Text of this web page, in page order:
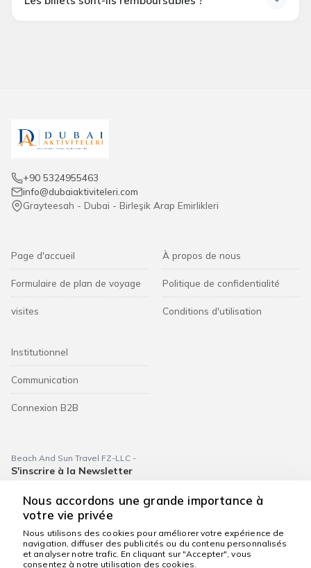
vestimentaires ?
+90 5324955463
info@dubaiaktiviteleri.com
Grayteesah - Dubai - Birleşik Arap Emirlikleri
Page d'accueil
Formulaire de plan de voyage
visites
À propos de nous
Politique de confidentialité
Conditions d'utilisation
Institutionnel
Communication
Connexion B2B
Beach And Sun Travel FZ-LLC -
S'inscrire à la Newsletter
S'abonner
Nous accordons une grande importance à
votre vie privée
Nous utilisons des cookies pour améliorer votre expérience de
navigation, diffuser des publicités ou du contenu personnalisés
et analyser notre trafic. En cliquant sur "Accepter", vous
consentez à notre utilisation des cookies.
Nous sommes là pour
vous aider